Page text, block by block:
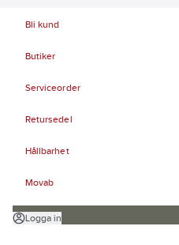
Bli kund
Butiker
Serviceorder
Retursedel
Hållbarhet
Movab
Logga in